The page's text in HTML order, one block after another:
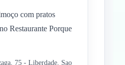
com pratos
Restaurante Porque
75 - Liberdade, Sao